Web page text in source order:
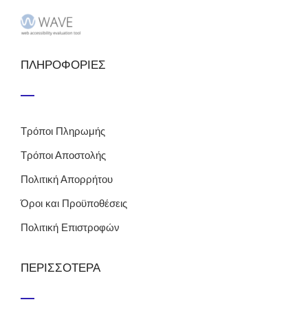
ΠΛΗΡΟΦΟΡΙΕΣ
Τρόποι Πληρωμής
Τρόποι Αποστολής
Πολιτική Απορρήτου
Όροι και Προϋποθέσεις
Πολιτική Επιστροφών
ΠΕΡΙΣΣΟΤΕΡΑ